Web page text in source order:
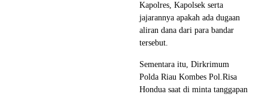
Kapolres, Kapolsek serta
jajarannya apakah ada dugaan
aliran dana dari para bandar
tersebut.
Sementara itu, Dirkrimum
Polda Riau Kombes Pol.Risa
Hondua saat di minta tanggapan